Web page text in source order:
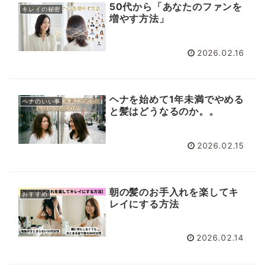
キレイの秘密
50代から「あなたのファンを
増やす方法」
2026.02.16
ヘナのいい事
ヘナを始めて1年未満でやめる
と髪はどうなるのか。。
2026.02.15
おすすめ
朝の髪のお手入れを楽してキ
レイにする方法
2026.02.14